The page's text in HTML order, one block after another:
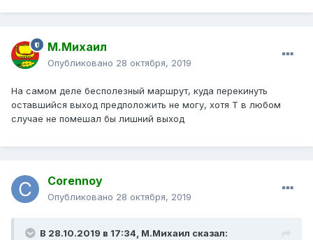
М.Михаил
Опубликовано 28 октября, 2019
На самом деле бесполезный маршрут, куда перекинуть
оставшийся выход предположить не могу, хотя Т в любом
случае не помешал бы лишний выход
Corennoy
Опубликовано 28 октября, 2019
В 28.10.2019 в 17:34, М.Михаил сказал: